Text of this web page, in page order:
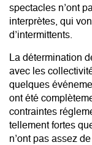
spectacles n’ont
interprètes, qui
d’intermittents.
La détermination
avec les
quelques
ont été
contraintes
tellement fortes
n’ont pas assez